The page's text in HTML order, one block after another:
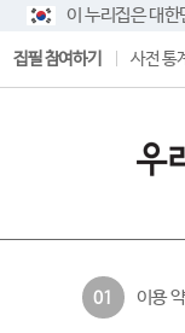
이 누리집은 대
집필 참여하기 사전 통계
01 이용